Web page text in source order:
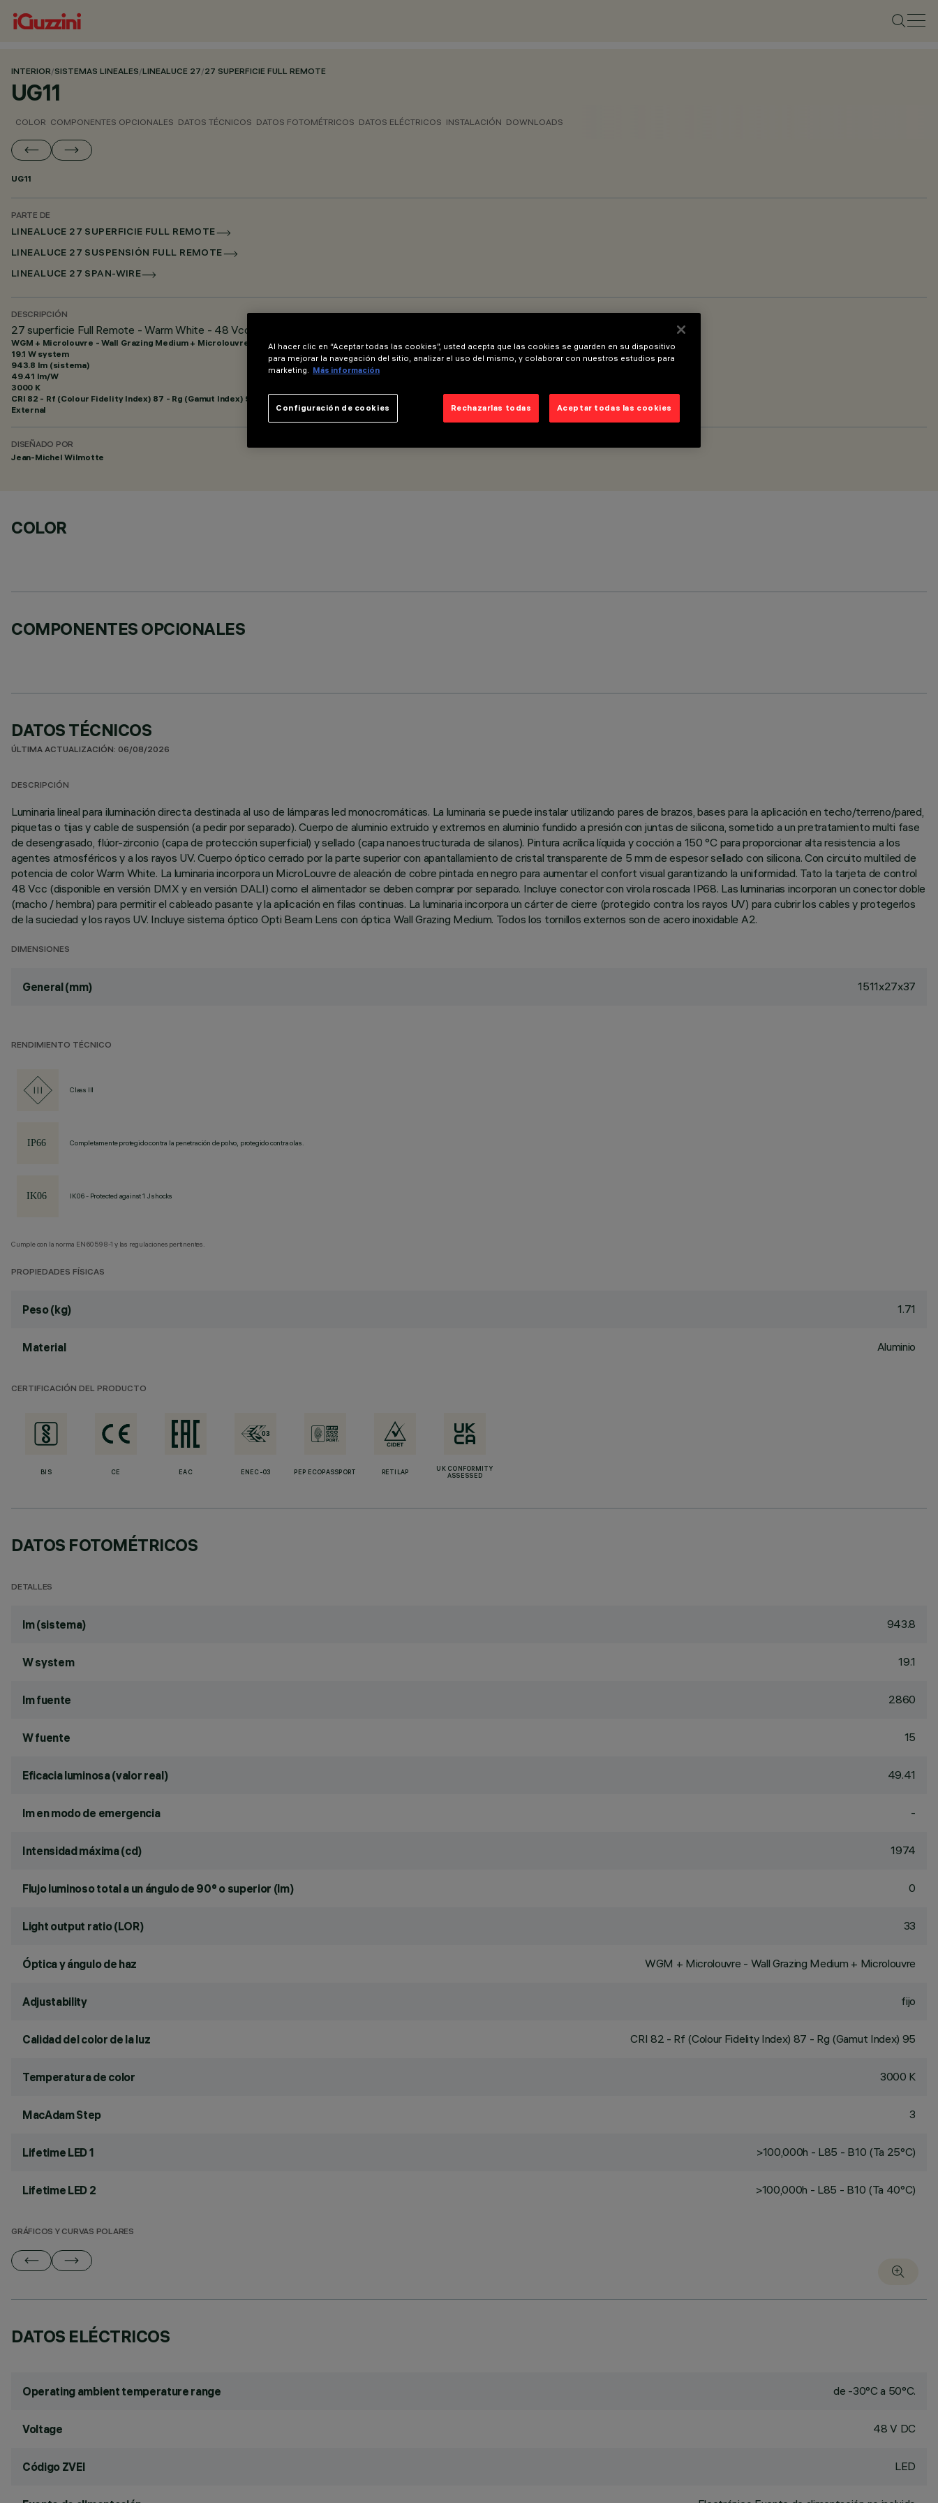
INTERIOR/SISTEMAS LINEALES/LINEALUCE 27/27 SUPERFICIE FULL REMOTE
UG11
COLOR COMPONENTES OPCIONALES DATOS TÉCNICOS DATOS FOTOMÉTRICOS DATOS ELÉCTRICOS INSTALACIÓN DOWNLOADS
UG11
PARTE DE
LINEALUCE 27 SUPERFICIE FULL REMOTE
LINEALUCE 27 SUSPENSIÓN FULL REMOTE
LINEALUCE 27 SPAN-WIRE
DESCRIPCIÓN
27 superficie Full Remote - Warm White - 48 Vcc - L = 1511mm - Óptica Wall Grazing Medium - MicroLouvre
WGM + Microlouvre - Wall Grazing Medium + Microlouvre
19.1 W system
943.8 lm (sistema)
49.41 lm/W
3000 K
CRI 82 - Rf (Colour Fidelity Index) 87 - Rg (Gamut Index) 95
External
DISEÑADO POR
Jean-Michel Wilmotte
COLOR
COMPONENTES OPCIONALES
DATOS TÉCNICOS
ÚLTIMA ACTUALIZACIÓN: 06/08/2026
DESCRIPCIÓN
Luminaria lineal para iluminación directa destinada al uso de lámparas led monocromáticas. La luminaria se puede instalar utilizando pares de brazos, bases para la aplicación en techo/terreno/pared,
piquetas o tijas y cable de suspensión (a pedir por separado). Cuerpo de aluminio extruido y extremos en aluminio fundido a presión con juntas de silicona, sometido a un pretratamiento multi fase
de desengrasado, flúor-zirconio (capa de protección superficial) y sellado (capa nanoestructurada de silanos). Pintura acrílica líquida y cocción a 150 °C para proporcionar alta resistencia a los
agentes atmosféricos y a los rayos UV. Cuerpo óptico cerrado por la parte superior con apantallamiento de cristal transparente de 5 mm de espesor sellado con silicona. Con circuito multiled de
potencia de color Warm White. La luminaria incorpora un MicroLouvre de aleación de cobre pintada en negro para aumentar el confort visual garantizando la uniformidad. Tato la tarjeta de control
48 Vcc (disponible en versión DMX y en versión DALI) como el alimentador se deben comprar por separado. Incluye conector con virola roscada IP68. Las luminarias incorporan un conector doble
(macho / hembra) para permitir el cableado pasante y la aplicación en filas continuas. La luminaria incorpora un cárter de cierre (protegido contra los rayos UV) para cubrir los cables y protegerlos
de la suciedad y los rayos UV. Incluye sistema óptico Opti Beam Lens con óptica Wall Grazing Medium. Todos los tornillos externos son de acero inoxidable A2.
DIMENSIONES
General (mm) 1511x27x37
RENDIMIENTO TÉCNICO
Class III
Completamente protegido contra la penetración de polvo, protegido contra olas.
IK06 - Protected against 1 J shocks
Cumple con la norma EN60598-1 y las regulaciones pertinentes.
PROPIEDADES FÍSICAS
Peso (kg) 1.71
Material Aluminio
CERTIFICACIÓN DEL PRODUCTO
BIS CE EAC ENEC-03 PEP ECOPASSPORT RETILAP
UK CONFORMITY
ASSESSED
DATOS FOTOMÉTRICOS
DETALLES
lm (sistema) 943.8
W system 19.1
lm fuente 2860
W fuente 15
Eficacia luminosa (valor real) 49.41
lm en modo de emergencia -
Intensidad máxima (cd) 1974
Flujo luminoso total a un ángulo de 90° o superior (lm) 0
Light output ratio (LOR) 33
Óptica y ángulo de haz WGM + Microlouvre - Wall Grazing Medium + Microlouvre
Adjustability fijo
Calidad del color de la luz CRI 82 - Rf (Colour Fidelity Index) 87 - Rg (Gamut Index) 95
Temperatura de color 3000 K
MacAdam Step 3
Lifetime LED 1 >100,000h - L85 - B10 (Ta 25°C)
Lifetime LED 2 >100,000h - L85 - B10 (Ta 40°C)
GRÁFICOS Y CURVAS POLARES
DATOS ELÉCTRICOS
Operating ambient temperature range de -30°C a 50°C.
Voltage 48 V DC
Código ZVEI LED
Al hacer clic en “Aceptar todas las cookies”, usted acepta que las cookies se guarden en su dispositivo
para mejorar la navegación del sitio, analizar el uso del mismo, y colaborar con nuestros estudios para
marketing. Más información
Rechazarlas todas Aceptar todas las cookies
Configuración de cookies